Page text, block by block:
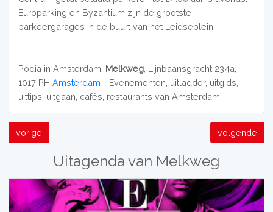
Europarking en Byzantium zijn de grootste
parkeergarages in de buurt van het Leidseplein.
Podia in Amsterdam: Melkweg, Lijnbaansgracht 234a,
1017 PH Amsterdam - Evenementen, uitladder, uitgids,
uittips, uitgaan, cafés, restaurants van Amsterdam.
vorige volgende
Uitagenda van Melkweg